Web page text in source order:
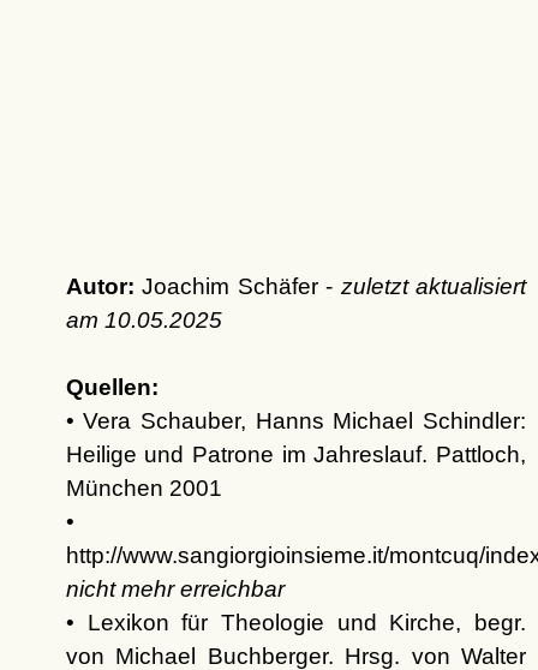
Autor: Joachim Schäfer - zuletzt aktualisiert
am 10.05.2025
Quellen:
• Vera Schauber, Hanns Michael Schindler:
Heilige und Patrone im Jahreslauf. Pattloch,
München 2001
•
http://www.sangiorgioinsieme.it/montcuq/
nicht mehr erreichbar
• Lexikon für Theologie und Kirche, begr.
von Michael Buchberger. Hrsg. von Walter